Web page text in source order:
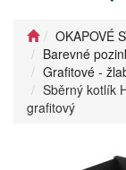
OKAPOVÉ
Barevné
Grafitové -
Sběrný kotlík
grafitový